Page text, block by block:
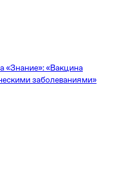
«Знание»: «Вакцина
заболеваниями»